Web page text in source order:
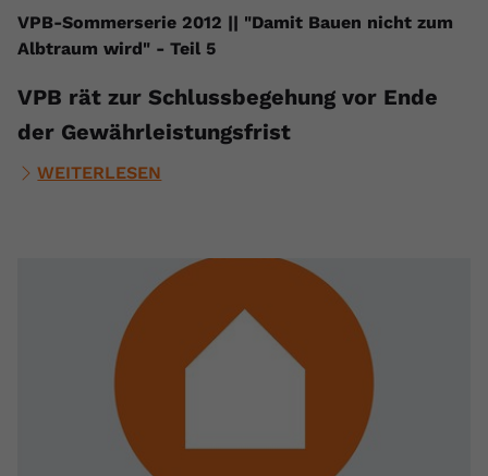
VPB-Sommerserie 2012 || "Damit Bauen nicht zum
Albtraum wird" - Teil 5
VPB rät zur Schlussbegehung vor Ende
der Gewährleistungsfrist
WEITERLESEN